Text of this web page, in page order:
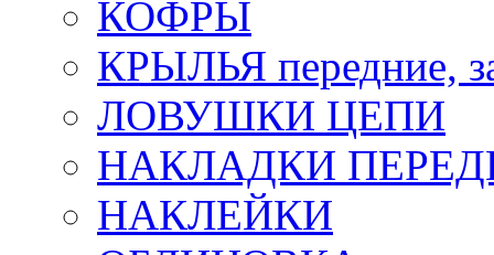
КОФРЫ
КРЫЛЬЯ передние,
ЛОВУШКИ ЦЕПИ
НАКЛАДКИ
НАКЛЕЙКИ